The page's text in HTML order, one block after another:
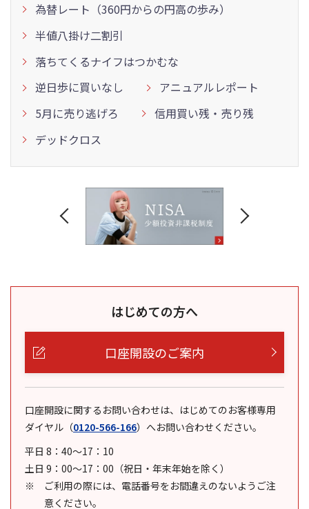
為替レート（360円からの円高の歩み）
半値八掛け二割引
落ちてくるナイフはつかむな
逆日歩に買いなし
アニュアルレポート
5月に売り逃げろ
信用買い残・売り残
デッドクロス
はじめての方へ
口座開設のご案内
口座開設に関するお問い合わせは、はじめてのお客様専用
ダイヤル （0120-566-166） へお問い合わせください。
平日 8：40～17：10
土日 9：00～17：00（祝日・年末年始を除く）
ご利用の際には、電話番号をお間違えのないようご注
意ください。